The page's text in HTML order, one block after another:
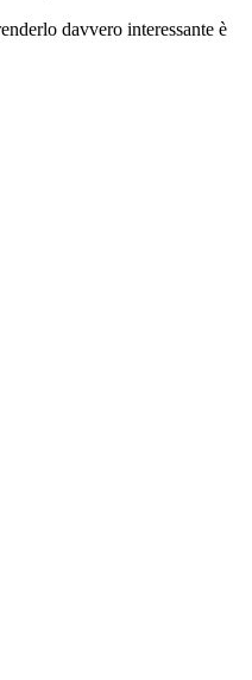
davvero interessante è